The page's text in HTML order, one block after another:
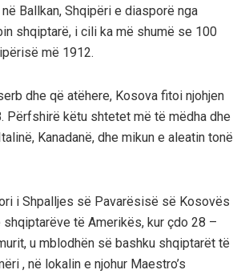
Ballkan, Shqipëri e diasporë nga
shqiptarë, i cili ka më shumë se 100
më 1912.
dhe që atëhere, Kosova fitoi njohjen
Përfshirë këtu shtetet më të mëdha dhe
Kanadanë, dhe mikun e aleatin tonë
i Shpalljes së Pavarësisë së Kosovës
të Amerikës, kur çdo 28 –
u mblodhën së bashku shqiptarët të
, në lokalin e njohur Maestro’s